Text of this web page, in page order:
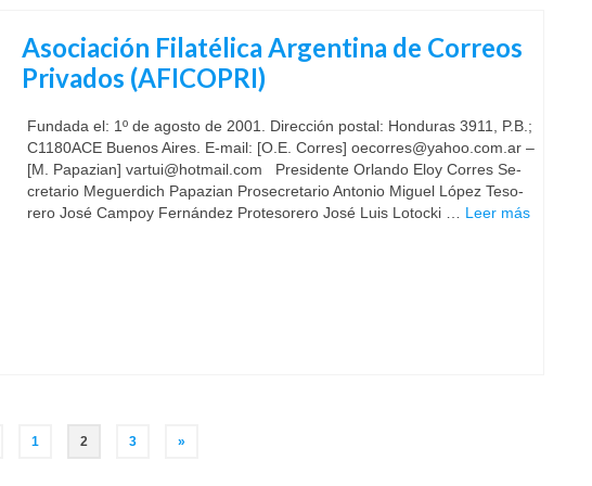
Asociación Filatélica Argentina de Correos
Privados (AFI­CO­PRI)
Fun­da­da el: 1º de agos­to de 2001. Di­rec­ción pos­tal: Honduras 3911, P.B.;
C1180ACE Bue­nos Ai­res. E-mail: [O.E. Co­rres] oeco­rre­s@yahoo­.co­m.ar –
[M. Pa­pa­zian] var­tui­@hot­mail­.com Pre­si­den­te Or­lan­do Eloy Co­rres Se­
cre­ta­rio Me­guer­dich Pa­pa­zian Pro­se­cre­ta­rio An­to­nio Mi­guel Ló­pez Te­so­
re­ro José Campoy Fernández Pro­te­so­re­ro Jo­sé Luis Lo­toc­ki … Leer más
1 2 3 »